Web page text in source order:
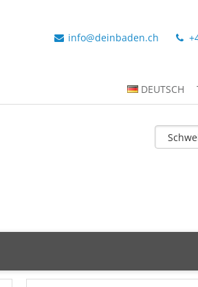
info@deinbaden.ch
DEUTSCH